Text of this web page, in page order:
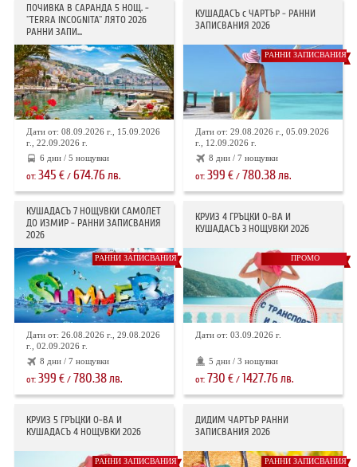
ПОЧИВКА В САРАНДА 5 НОЩ. -
"TERRA INCOGNITA" ЛЯТО 2026
РАННИ ЗАПИ...
Дати от: 08.09.2026 г., 15.09.2026
г., 22.09.2026 г.
6 дни / 5 нощувки
от: 345 €/ 674.76 лв.
КУШАДАСЪ с ЧАРТЪР - РАННИ
ЗАПИСВАНИЯ 2026
РАННИ ЗАПИСВАНИЯ
Дати от: 29.08.2026 г., 05.09.2026
г., 12.09.2026 г.
8 дни / 7 нощувки
от:399 € / 780.38 лв.
КУШАДАСЪ 7 НОЩУВКИ САМОЛЕТ
ДО ИЗМИР - РАННИ ЗАПИСВАНИЯ
2026
РАННИ ЗАПИСВАНИЯ
Дати от: 26.08.2026 г., 29.08.2026
г., 02.09.2026 г.
8 дни / 7 нощувки
от: 399 €/ 780.38лв.
КРУИЗ 4 ГРЪЦКИ О-ВА И
КУШАДАСЪ 3 НОЩУВКИ 2026
ПРОМО
Дати от: 03.09.2026 г.
5 дни / 3 нощувки
от: 730 € / 1427.76лв.
КРУИЗ 5 ГРЪЦКИ О-ВА И
КУШАДАСЪ 4 НОЩУВКИ 2026
РАННИ ЗАПИСВАНИЯ
ДИДИМ ЧАРТЪР РАННИ
ЗАПИСВАНИЯ 2026
РАННИ ЗАПИСВАНИЯ